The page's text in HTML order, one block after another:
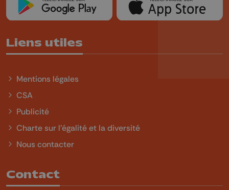
Liens utiles
Mentions légales
CSA
Publicité
Charte sur l'égalité et la diversité
Nous contacter
Contact